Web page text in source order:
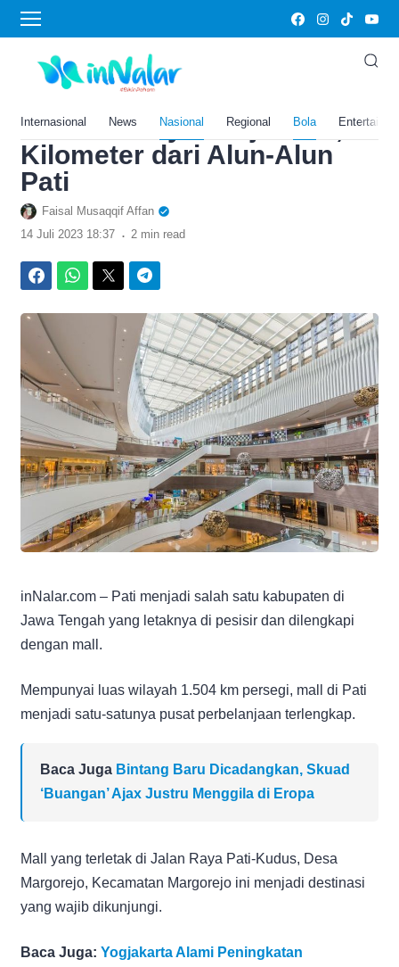
Internasional News Nasional Regional Bola
Home›Bola
Punya Fasilitas Bioskop
Mewah dan Oleh-oleh Khas,
Mall Ini Hanya Berjarak 4,1
Kilometer dari Alun-Alun
Pati
Faisal Musaqqif Affan
14 Juli 2023 18:37 . 2 min read
inNalar.com – Pati menjadi salah satu kabupaten di
Jawa Tengah yang letaknya di pesisir dan dilengkapi
dengan mall.
Mempunyai luas wilayah 1.504 km persegi, mall di Pati
menjadi satu-satunya pusat perbelanjaan terlengkap.
Baca Juga Bintang Baru Dicadangkan, Skuad
‘Buangan’ Ajax Justru Menggila di Eropa
Mall yang terletak di Jalan Raya Pati-Kudus, Desa
Margorejo, Kecamatan Margorejo ini menjadi destinasi
yang wajib dikunjungi.
Baca Juga: Yogjakarta Alami Peningkatan